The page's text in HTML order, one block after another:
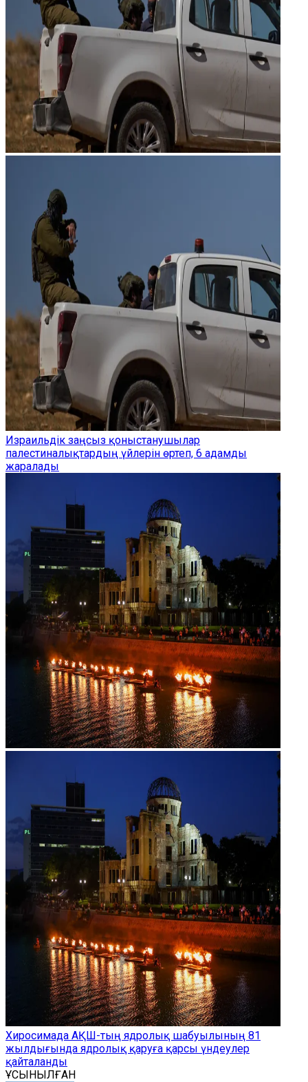
Израильдік заңсыз қоныстанушылар
палестиналықтардың үйлерін өртеп, 6 адамды
жаралады
Хиросимада АҚШ-тың ядролық шабуылының 81
жылдығында ядролық қаруға қарсы үндеулер
қайталанды
ҰСЫНЫЛҒАН